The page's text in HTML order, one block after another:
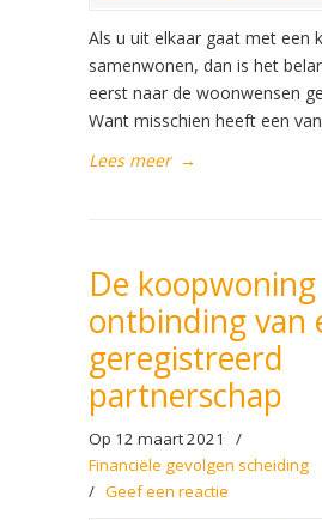
Als u uit elkaar gaat met een
samenwonen, dan is het
eerst naar de woonwensen
Want misschien heeft een
Lees meer →
De
ontbinding van
geregistreerd
partnerschap
Op 12 maart 2021
/
Financiële gevolgen scheiding
/ Geef een reactie